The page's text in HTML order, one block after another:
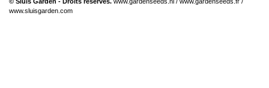
www.sluisgarden.com